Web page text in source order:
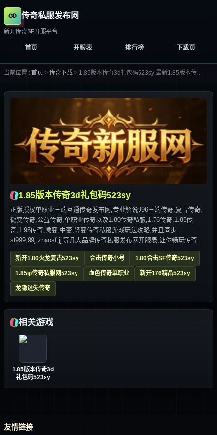
传奇私服发布网
新开传奇SF开服平台
首页 开服表 排行榜 下载页
当前位置 : 首页 > 传奇下载 > 1.85版本传奇3d礼包码523sy-最新1.85版本传奇3d礼包码523sy合集大全-
1.85版本传奇3d礼包码523sy
正版授权单职业三端互通传奇发布网,专业解说996三端传奇,复古传奇,
微变传奇,公益传奇,单职业传奇以及1.80传奇私服,1.76传奇,1.85传
奇,1.95传奇,微变,中变,轻变传奇私服游戏玩法攻略,并且同步
sf999,99j,zhaosf,jjj等几大品牌传奇私服发布网开服表,让你畅玩传奇.
新开1.80火龙复古523sy 合击传奇小号 1.80合击SF传奇523sy
1.85ip传奇私服网523sy 血色传奇单职业 新开176精品523sy
龙隐迷失传奇
相关游戏
1.85版本传奇3d
礼包码523sy
友情链接